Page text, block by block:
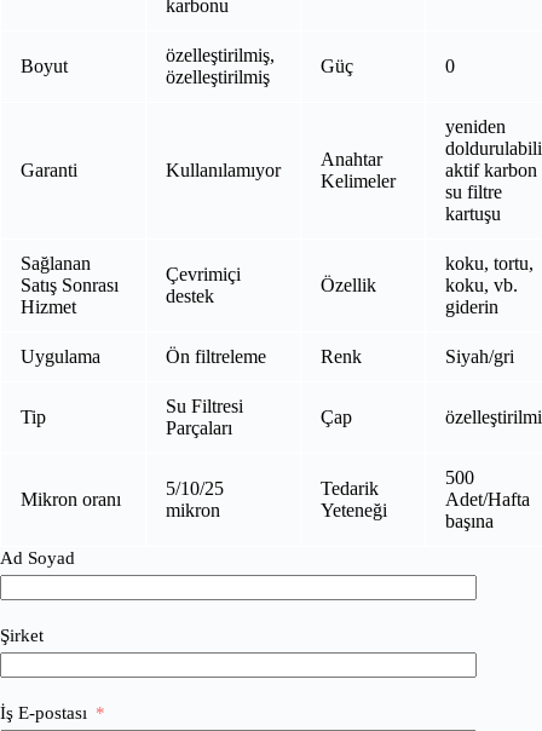
karbonu
Boyut
özelleştirilmiş,
özelleştirilmiş
Güç 0
Garanti Kullanılamıyor
Anahtar
Kelimeler
yeniden
aktif karbon
su filtre
kartuşu
Sağlanan
Satış Sonrası
Hizmet
Çevrimiçi
destek
Özellik
koku, tortu,
koku, vb.
giderin
Uygulama Ön filtreleme Renk Siyah/gri
Tip
Su Filtresi
Parçaları
Çap
Mikron oranı
5/10/25
mikron
Tedarik
Yeteneği
500
Adet/Hafta
başına
Ad Soyad
Şirket
İş E-postası